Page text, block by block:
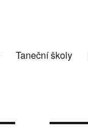
Taneční školy